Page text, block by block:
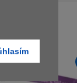
(nedá sa vypnúť)